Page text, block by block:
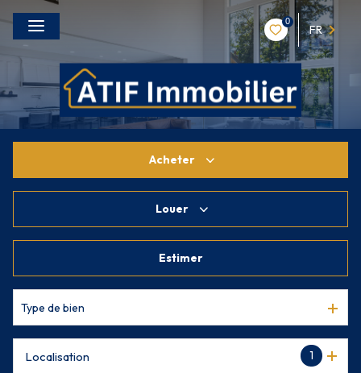
0
FR
Acheter
Louer
Estimer
Type de bien
1
Localisation